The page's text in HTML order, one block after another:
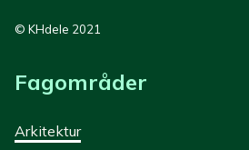
© KHdele 2021
Fagområder
Arkitektur